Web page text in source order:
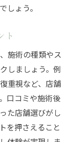
しょう。
ト
施術の種類やス
しましょう。例
重視など、店舗
口コミや施術後
た店舗選びがし
を押さえること